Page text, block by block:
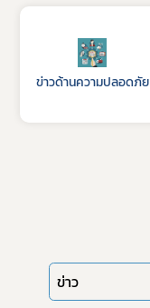
ข่าวด้านความปลอดภัย
ข่าว